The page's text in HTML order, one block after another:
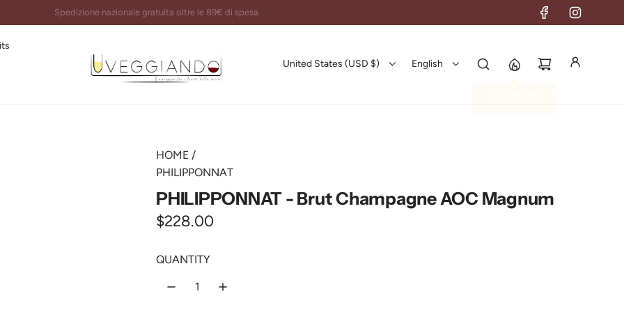
Imballi certificati e spedizioni garantite al 100%
United States (USD $) English
HOME /
PHILIPPONNAT
PHILIPPONNAT - Brut Champagne AOC Magnum
R
g
$228.00
QUANTITY